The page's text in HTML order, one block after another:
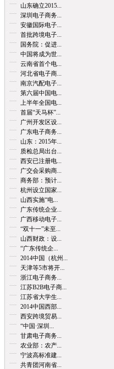
山东确立2015...
深圳电子商务...
安徽国际电子...
首批跨境电子...
国务院：促进...
中国将成为世...
云南省首个电...
河北省电子商...
南京汽配电子...
第六届中国电...
上半年全国电...
首届“天马杯”...
广州开发区设...
广东电子商务...
山东：2015年...
质检总局出台...
西安已注册电...
广交会采购商...
商务部：预计...
杭州设立国家...
山西实施“电...
广东传统企业...
广西移动电子...
“双十一”未至...
山西财政：设...
“广东传统企...
2014中国（杭州...
天津等5市将开...
浙江电子商务...
江苏B2B电子商...
江苏省大学生...
2014中国西部...
西安跨境贸易...
“中国·深圳...
甘肃电子商务...
农业部：农产...
宁波高标准建...
共青团河南省...